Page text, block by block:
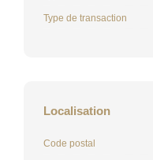
Type de transaction
Localisation
Code postal